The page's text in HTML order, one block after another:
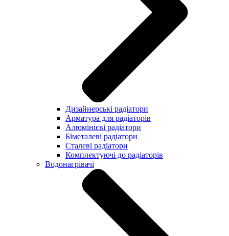
Дизайнерські радіатори
Арматура для радіаторів
Алюмінієві радіатори
Біметалеві радіатори
Сталеві радіатори
Комплектуючі до радіаторів
Водонагрівачі